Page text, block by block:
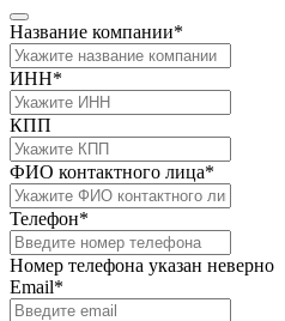
Название компании*
ИНН*
КПП
ФИО контактного лица*
Телефон*
Номер телефона указан неверно
Email*